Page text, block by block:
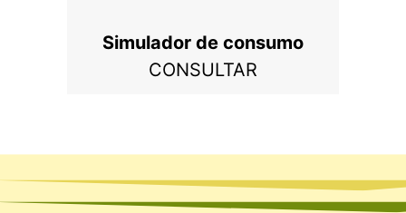
Simulador de consumo
CONSULTAR